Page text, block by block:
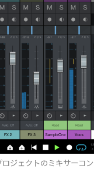
ジェクトのミキサーコン